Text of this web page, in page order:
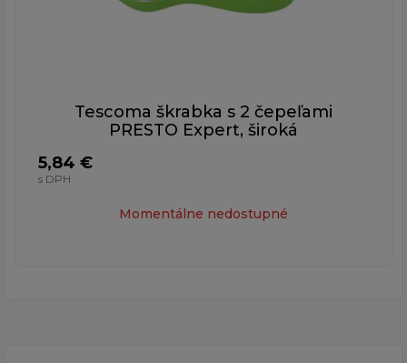
Tescoma škrabka s 2 čepeľami
PRESTO Expert, široká
5,84 €
s DPH
Momentálne nedostupné